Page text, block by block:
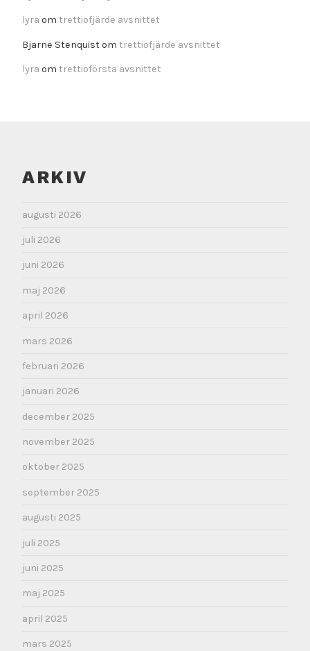
lyra om trettiofjärde avsnittet
Bjarne Stenquistom trettiofjärde avsnittet
lyra om trettioförsta avsnittet
ARKIV
augusti 2026
juli 2026
juni 2026
maj 2026
april 2026
mars 2026
februari 2026
januari 2026
december 2025
november 2025
oktober 2025
september 2025
augusti 2025
juli 2025
juni 2025
maj 2025
april 2025
mars 2025